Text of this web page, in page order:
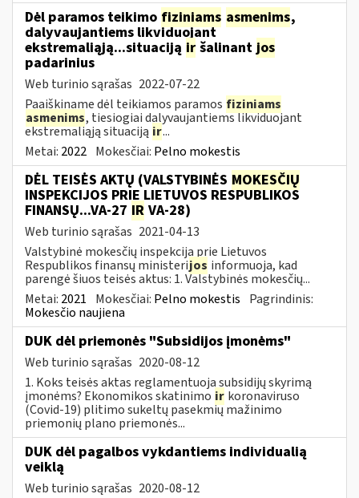
Dėl paramos teikimo fiziniams asmenims,
dalyvaujantiems likviduojant
ekstremaliąją...situaciją ir šalinant jos
padarinius
Web turinio sąrašas 2022-07-22
Paaiškiname dėl teikiamos paramos fiziniams
asmenims, tiesiogiai dalyvaujantiems likviduojant
ekstremaliąją situaciją ir...
Metai: 2022 Mokesčiai: Pelno mokestis
DĖL TEISĖS AKTŲ (VALSTYBINĖS MOKESČIŲ
INSPEKCIJOS PRIE LIETUVOS RESPUBLIKOS
FINANSŲ...VA-27 IR VA-28)
Web turinio sąrašas 2021-04-13
Valstybinė mokesčių inspekcija prie Lietuvos
Respublikos finansų ministerijos informuoja, kad
parengė šiuos teisės aktus: 1. Valstybinės mokesčių...
Metai: 2021 Mokesčiai: Pelno mokestis Pagrindinis:
Mokesčio naujiena
DUK dėl priemonės "Subsidijos įmonėms"
Web turinio sąrašas 2020-08-12
1. Koks teisės aktas reglamentuoja subsidijų skyrimą
įmonėms? Ekonomikos skatinimo ir koronaviruso
(Covid-19) plitimo sukeltų pasekmių mažinimo
priemonių plano priemonės...
DUK dėl pagalbos vykdantiems individualią
veiklą
Web turinio sąrašas 2020-08-12